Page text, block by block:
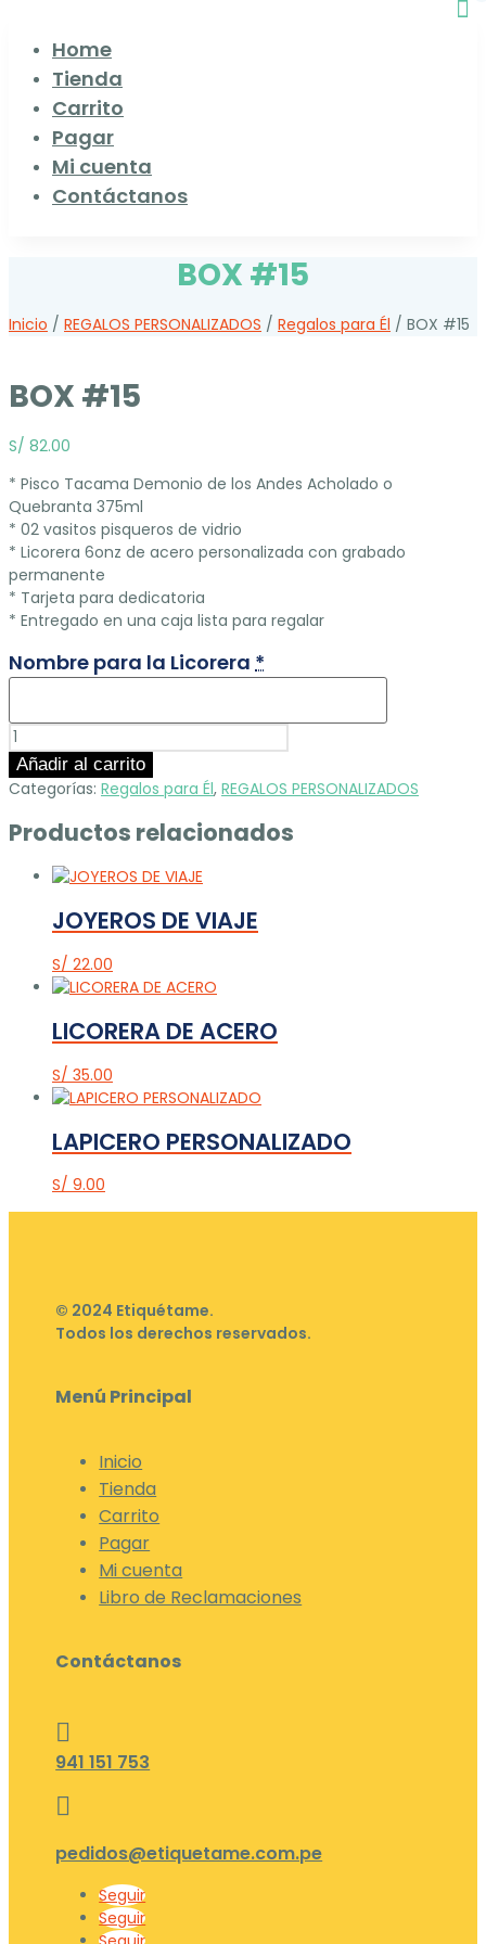
Home
Tienda
Carrito
Pagar
Mi cuenta
Contáctanos
BOX #15
Inicio / REGALOS PERSONALIZADOS / Regalos para Él / BOX #15
BOX #15
S/ 82.00
* Pisco Tacama Demonio de los Andes Acholado o
Quebranta 375ml
* 02 vasitos pisqueros de vidrio
* Licorera 6onz de acero personalizada con grabado
permanente
* Tarjeta para dedicatoria
* Entregado en una caja lista para regalar
Nombre para la Licorera *
BOX
#15
cantidad
Añadir al carrito
Categorías: Regalos para Él, REGALOS PERSONALIZADOS
Productos relacionados
JOYEROS DE VIAJE
S/ 22.00
LICORERA DE ACERO
S/ 35.00
LAPICERO PERSONALIZADO
S/ 9.00
© 2024 Etiquétame.
Todos los derechos reservados.
Menú Principal
Inicio
Tienda
Carrito
Pagar
Mi cuenta
Libro de Reclamaciones
Contáctanos

941 151 753

pedidos@etiquetame.com.pe
Seguir
Seguir